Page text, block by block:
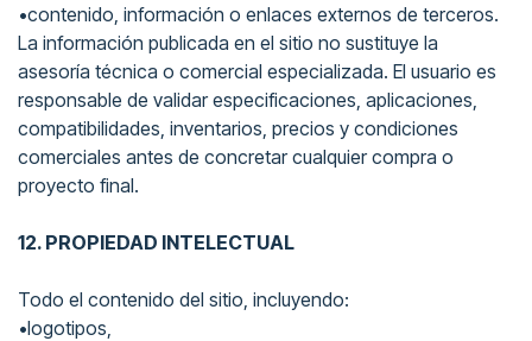
•contenido, información o enlaces externos de terceros.
La información publicada en el sitio no sustituye la
asesoría técnica o comercial especializada. El usuario es
responsable de validar especificaciones, aplicaciones,
compatibilidades, inventarios, precios y condiciones
comerciales antes de concretar cualquier compra o
proyecto final.
12. PROPIEDAD INTELECTUAL
Todo el contenido del sitio, incluyendo:
•logotipos,